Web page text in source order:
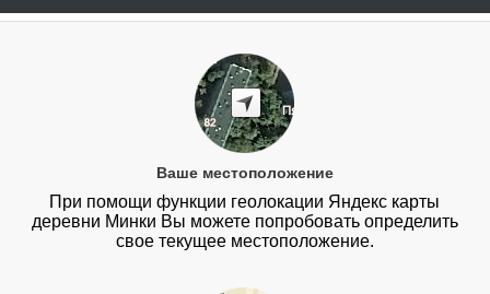
Ваше местоположение
При помощи функции геолокации Яндекс карты
деревни Минки Вы можете попробовать определить
свое текущее местоположение.